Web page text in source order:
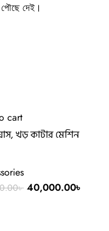
দেই।
cart
খড় কাটার মেশিন
৳ 40,000.00৳